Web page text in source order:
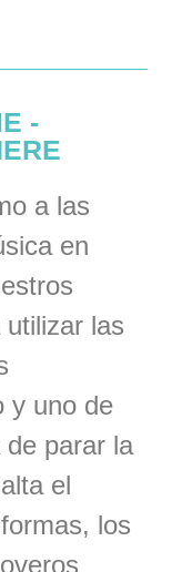
-
a las
en
las
y uno de
parar la
el
los